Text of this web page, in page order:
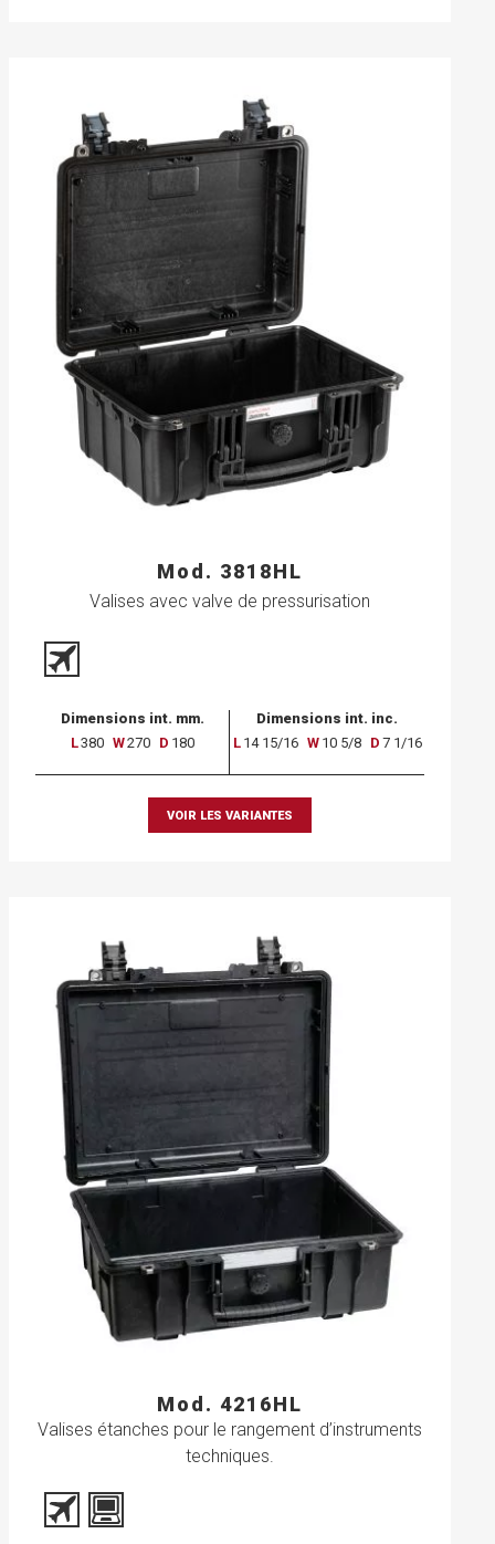
Mod. 3818HL
Valises avec valve de pressurisation
Dimensions int. mm.
L380 W270 D 180
Dimensions int. inc.
L 14 15/16 W 10 5/8 D 7 1/16
VOIR LES VARIANTES
Mod. 4216HL
Valises étanches pour le rangement d’instruments
techniques.